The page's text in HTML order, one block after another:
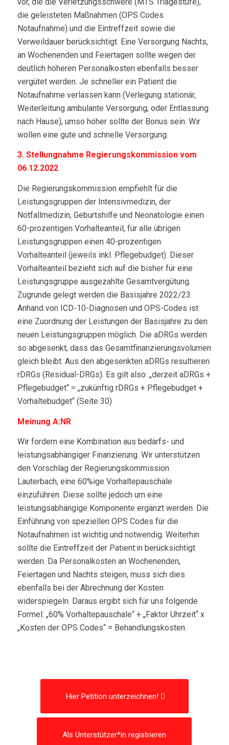
die geleisteten Maßnahmen (OPS Codes
Notaufnahme) und die Eintreffzeit sowie die
Verweildauer berücksichtigt. Eine Versorgung Nachts,
an Wochenenden und Feiertagen sollte wegen der
deutlich höheren Personalkosten ebenfalls besser
vergütet werden. Je schneller ein Patient die
Notaufnahme verlassen kann (Verlegung stationär,
Weiterleitung ambulante Versorgung, oder Entlassung
nach Hause), umso höher sollte der Bonus sein. Wir
wollen eine gute und schnelle Versorgung.
3. Stellungnahme Regierungskommission vom
06.12.2022
Die Regierungskommission empfiehlt für die
Leistungsgruppen der Intensivmedizin, der
Notfallmedizin, Geburtshilfe und Neonatologie einen
60-prozentigen Vorhalteanteil, für alle übrigen
Leistungsgruppen einen 40-prozentigen
Vorhalteanteil (jeweils inkl. Pflegebudget). Dieser
Vorhalteanteil bezieht sich auf die bisher für eine
Leistungsgruppe ausgezahlte Gesamtvergütung.
Zugrunde gelegt werden die Basisjahre 2022/23.
Anhand von ICD-10-Diagnosen und OPS-Codes ist
eine Zuordnung der Leistungen der Basisjahre zu den
neuen Leistungsgruppen möglich. Die aDRGs werden
so abgesenkt, dass das Gesamtfinanzierungsvolumen
gleich bleibt. Aus den abgesenkten aDRGs resultieren
rDRGs (Residual-DRGs). Es gilt also: „derzeit aDRGs +
Pflegebudget“ = „zukünftig rDRGs + Pflegebudget +
Vorhaltebudget“ (Seite 30)
Meinung A:NR
Wir fordern eine Kombination aus bedarfs- und
leistungsabhängiger Finanzierung. Wir unterstützen
den Vorschlag der Regierungskommission
Lauterbach, eine 60%ige Vorhaltepauschale
einzuführen. Diese sollte jedoch um eine
leistungsabhängige Komponente ergänzt werden. Die
Einführung von speziellen OPS Codes für die
Notaufnahmen ist wichtig und notwendig. Weiterhin
sollte die Eintreffzeit der Patient:in berücksichtigt
werden. Da Personalkosten an Wochenenden,
Feiertagen und Nachts steigen, muss sich dies
ebenfalls bei der Abrechnung der Kosten
widerspiegeln. Daraus ergibt sich für uns folgende
Formel: „60% Vorhaltepauschale“ + „Faktor Uhrzeit“ x
„Kosten der OPS Codes“ = Behandlungskosten.
Hier Petition unterzeichnen!
Als Unterstützer*in registrieren